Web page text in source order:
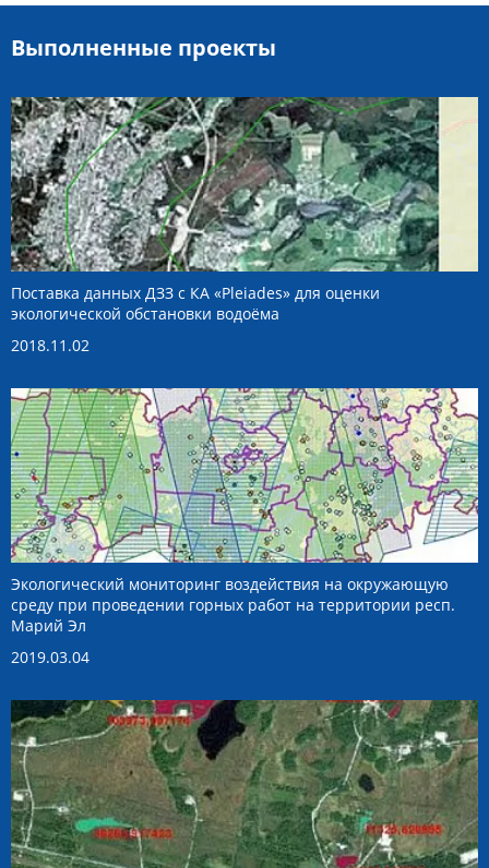
Выполненные проекты
Поставка данных ДЗЗ с КА «Pleiades» для оценки
экологической обстановки водоёма
2018.11.02
Экологический мониторинг воздействия на окружающую
среду при проведении горных работ на территории респ.
Марий Эл
2019.03.04